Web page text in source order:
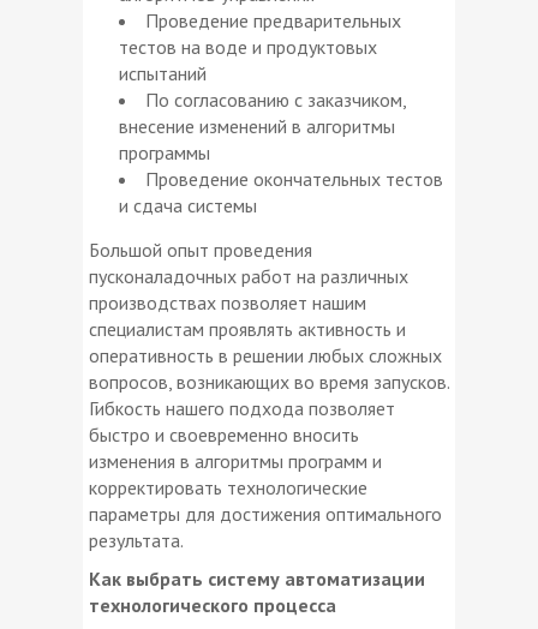
Проведение предварительных
тестов на воде и продуктовых
испытаний
По согласованию с заказчиком,
внесение изменений в алгоритмы
программы
Проведение окончательных тестов
и сдача системы
Большой опыт проведения
пусконаладочных работ на различных
производствах позволяет нашим
специалистам проявлять активность и
оперативность в решении любых сложных
вопросов, возникающих во время запусков.
Гибкость нашего подхода позволяет
быстро и своевременно вносить
изменения в алгоритмы программ и
корректировать технологические
параметры для достижения оптимального
результата.
Как выбрать систему автоматизации
технологического процесса